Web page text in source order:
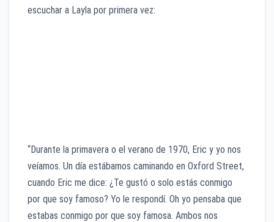
escuchar a Layla por primera vez:
“Durante la primavera o el verano de 1970, Eric y yo nos
veíamos. Un día estábamos caminando en Oxford Street,
cuando Eric me dice: ¿Te gustó o solo estás conmigo
por que soy famoso? Yo le respondí. Oh yo pensaba que
estabas conmigo por que soy famosa. Ambos nos